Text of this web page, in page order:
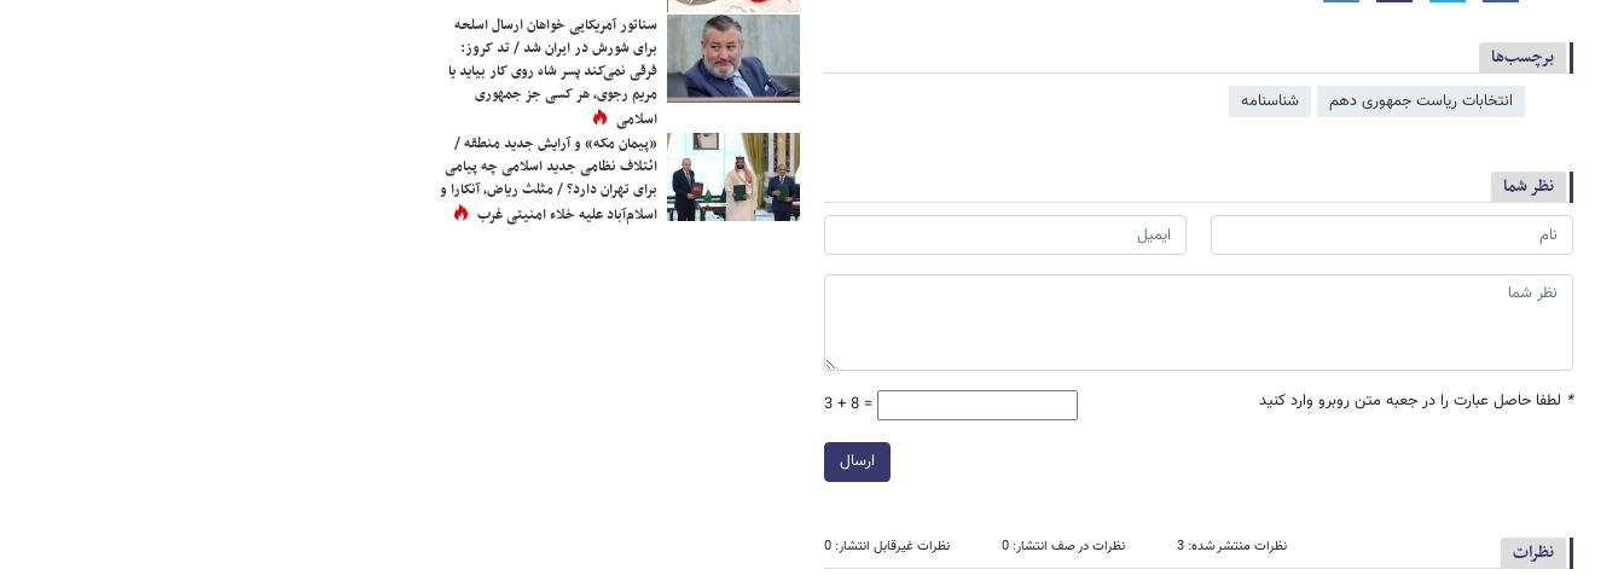
برچسب‌ها
انتخابات ریاست جمهوری دهم شناسنامه
نظر شما
* لطفا حاصل عبارت را در جعبه متن روبرو وارد کنید 3 + 8 =
ارسال
نظرات نظرات منتشر شده: 3 نظرات در صف انتشار: 0 نظرات غیرقابل انتشار: 0
سناتور آمریکایی خواهان ارسال اسلحه
برای شورش در ایران شد / تد کروز:
فرقی نمی‌کند پسر شاه روی کار بیاید یا
مریم رجوی، هر کسی جز جمهوری
اسلامی
«پیمان مکه» و آرایش جدید منطقه /
ائتلاف نظامی جدید اسلامی چه پیامی
برای تهران دارد؟ / مثلث ریاض، آنکارا و
اسلام‌آباد علیه خلاء امنیتی غرب